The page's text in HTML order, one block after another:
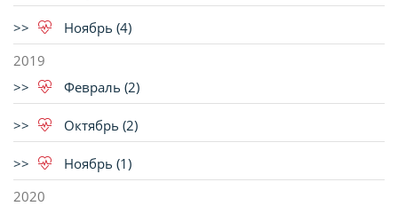
Ноябрь (4)
2019
Февраль (2)
Октябрь (2)
Ноябрь (1)
2020